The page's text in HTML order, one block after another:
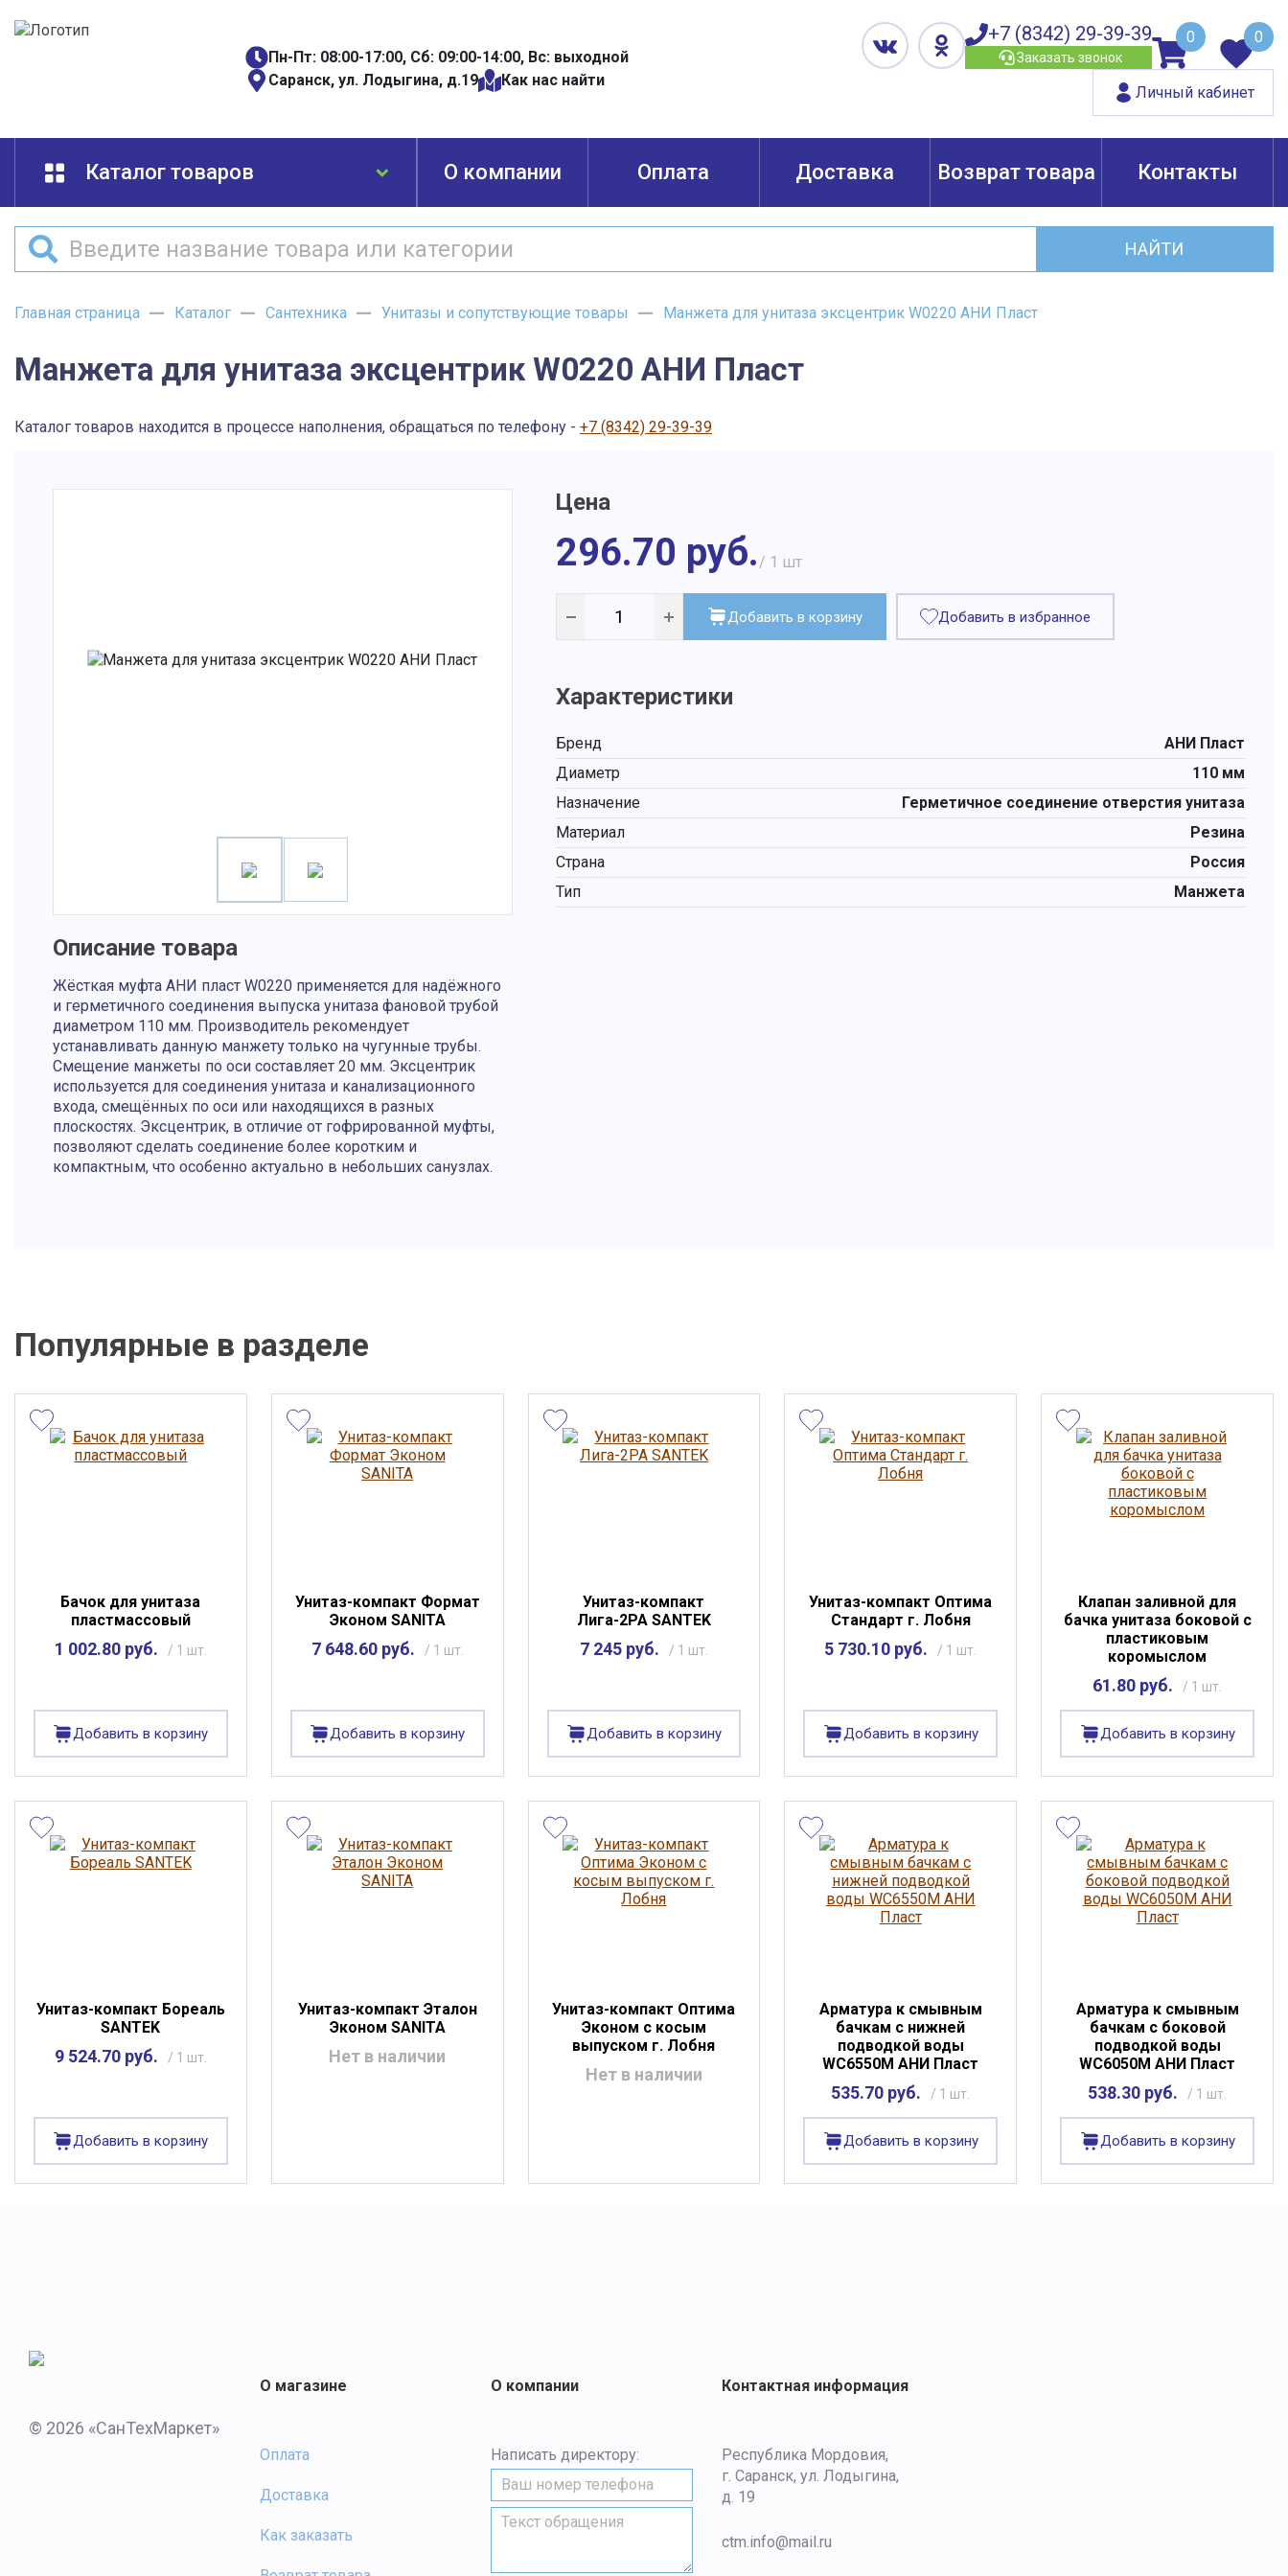
Пн-Пт: 08:00-17:00, Сб: 09:00-14:00, Вс: выходной
Саранск, ул. Лодыгина, д.19
Как нас найти
+7 (8342) 29-39-39
Заказать звонок
0 0
Личный кабинет
Каталог товаров О компании Оплата Доставка Возврат товара Контакты
НАЙТИ
Главная страница Каталог Сантехника Унитазы и сопутствующие товары Манжета для унитаза эксцентрик W0220 АНИ Пласт
Манжета для унитаза эксцентрик W0220 АНИ Пласт
Каталог товаров находится в процессе наполнения, обращаться по телефону - +7 (8342) 29-39-39
Описание товара
Жёсткая муфта АНИ пласт W0220 применяется для надёжного
и герметичного соединения выпуска унитаза фановой трубой
диаметром 110 мм. Производитель рекомендует
устанавливать данную манжету только на чугунные трубы.
Смещение манжеты по оси составляет 20 мм. Эксцентрик
используется для соединения унитаза и канализационного
входа, смещённых по оси или находящихся в разных
плоскостях. Эксцентрик, в отличие от гофрированной муфты,
позволяют сделать соединение более коротким и
компактным, что особенно актуально в небольших санузлах.
Цена
296.70 руб./ 1 шт
Добавить в корзину Добавить в избранное
Характеристики
Бренд
АНИ Пласт
Диаметр
110 мм
Назначение
Герметичное соединение отверстия унитаза
Материал
Резина
Страна
Россия
Тип
Манжета
Популярные в разделе
Бачок для унитаза
пластмассовый
1 002.80 руб. / 1 шт.
Добавить в корзину
Унитаз-компакт Формат
Эконом SANITA
7 648.60 руб. / 1 шт.
Добавить в корзину
Унитаз-компакт
Лига-2РА SANTEK
7 245 руб. / 1 шт.
Добавить в корзину
Унитаз-компакт Оптима
Стандарт г. Лобня
5 730.10 руб. / 1 шт.
Добавить в корзину
Клапан заливной для
бачка унитаза боковой с
пластиковым
коромыслом
61.80 руб. / 1 шт.
Добавить в корзину
Унитаз-компакт Бореаль
SANTEK
9 524.70 руб. / 1 шт.
Добавить в корзину
Унитаз-компакт Эталон
Эконом SANITA
Нет в наличии
Унитаз-компакт Оптима
Эконом с косым
выпуском г. Лобня
Нет в наличии
Арматура к смывным
бачкам с нижней
подводкой воды
WC6550М АНИ Пласт
535.70 руб. / 1 шт.
Добавить в корзину
Арматура к смывным
бачкам с боковой
подводкой воды
WC6050М АНИ Пласт
538.30 руб. / 1 шт.
Добавить в корзину
© 2026 «СанТехМаркет»
О магазине
Оплата
Доставка
Как заказать
О компании
Написать директору:
Контактная информация
Республика Мордовия,
г. Саранск, ул. Лодыгина,
д. 19
ctm.info@mail.ru